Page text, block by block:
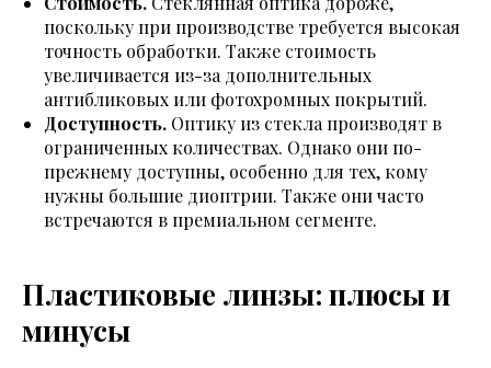
поскольку при производстве требуется высокая
точность обработки. Также стоимость
увеличивается из-за дополнительных
антибликовых или фотохромных покрытий.
Доступность. Оптику из стекла производят в
ограниченных количествах. Однако они по-
прежнему доступны, особенно для тех, кому
нужны большие диоптрии. Также они часто
встречаются в премиальном сегменте.
Пластиковые линзы: плюсы и
минусы